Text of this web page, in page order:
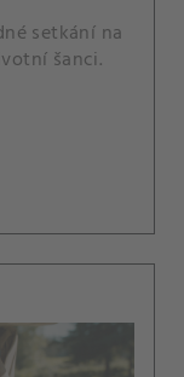
setkání na
šanci.